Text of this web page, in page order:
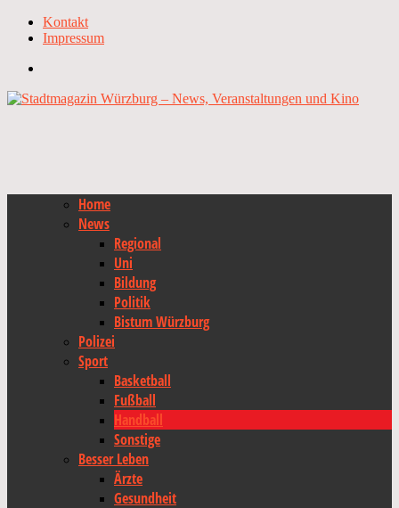
Kontakt
Impressum
Home
News
Regional
Uni
Bildung
Politik
Bistum Würzburg
Polizei
Sport
Basketball
Fußball
Handball
Sonstige
Besser Leben
Ärzte
Gesundheit